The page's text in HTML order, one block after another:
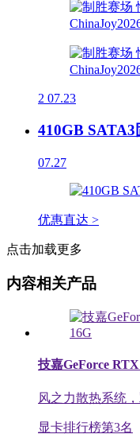
2 07.23
410GB
07.27
优惠直达 >
点击加载更多
内容相关产品
技嘉GeForce
风之力散热系统
显卡排行榜第3名